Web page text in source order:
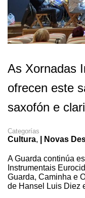
As Xornadas
ofrecen este
saxofón e
Categorías
Cultura, | Novas
A Guarda continúa
Instrumentais
Guarda, Caminha e
de Hansel Luis Diez